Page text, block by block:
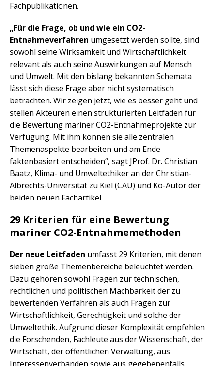
Fachpublikationen.
„Für die Frage, ob und wie ein CO2-
Entnahmeverfahren umgesetzt werden sollte, sind
sowohl seine Wirksamkeit und Wirtschaftlichkeit
relevant als auch seine Auswirkungen auf Mensch
und Umwelt. Mit den bislang bekannten Schemata
lässt sich diese Frage aber nicht systematisch
betrachten. Wir zeigen jetzt, wie es besser geht und
stellen Akteuren einen strukturierten Leitfaden für
die Bewertung mariner CO2-Entnahmeprojekte zur
Verfügung. Mit ihm können sie alle zentralen
Themenaspekte bearbeiten und am Ende
faktenbasiert entscheiden“, sagt JProf. Dr. Christian
Baatz, Klima- und Umweltethiker an der Christian-
Albrechts-Universität zu Kiel (CAU) und Ko-Autor der
beiden neuen Fachartikel.
29 Kriterien für eine Bewertung
mariner CO2-Entnahmemethoden
Der neue Leitfaden umfasst 29 Kriterien, mit denen
sieben große Themenbereiche beleuchtet werden.
Dazu gehören sowohl Fragen zur technischen,
rechtlichen und politischen Machbarkeit der zu
bewertenden Verfahren als auch Fragen zur
Wirtschaftlichkeit, Gerechtigkeit und solche der
Umweltethik. Aufgrund dieser Komplexität empfehlen
die Forschenden, Fachleute aus der Wissenschaft, der
Wirtschaft, der öffentlichen Verwaltung, aus
Interessenverbänden sowie aus gegebenenfalls